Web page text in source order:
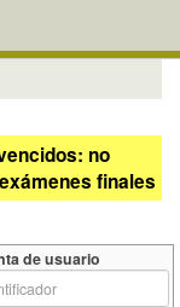
no
finales
de usuario